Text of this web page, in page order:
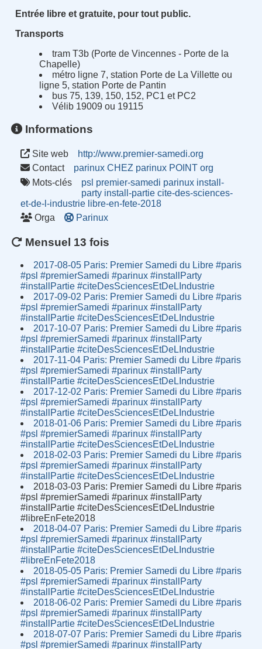
Entrée libre et gratuite, pour tout public.
Transports
tram T3b (Porte de Vincennes - Porte de la
Chapelle)
métro ligne 7, station Porte de La Villette ou
ligne 5, station Porte de Pantin
bus 75, 139, 150, 152, PC1 et PC2
Vélib 19009 ou 19115
Informations
Site web
http://www.premier-samedi.org
Contact
parinux CHEZ parinux POINT org
Mots-clés
psl premier-samedi parinux install-
party install-partie cite-des-sciences-
et-de-l-industrie libre-en-fete-2018
Orga
Parinux
Mensuel 13 fois
2017-08-05 Paris: Premier Samedi du Libre #paris
#psl #premierSamedi #parinux #installParty
#installPartie #citeDesSciencesEtDeLIndustrie
2017-09-02 Paris: Premier Samedi du Libre #paris
#psl #premierSamedi #parinux #installParty
#installPartie #citeDesSciencesEtDeLIndustrie
2017-10-07 Paris: Premier Samedi du Libre #paris
#psl #premierSamedi #parinux #installParty
#installPartie #citeDesSciencesEtDeLIndustrie
2017-11-04 Paris: Premier Samedi du Libre #paris
#psl #premierSamedi #parinux #installParty
#installPartie #citeDesSciencesEtDeLIndustrie
2017-12-02 Paris: Premier Samedi du Libre #paris
#psl #premierSamedi #parinux #installParty
#installPartie #citeDesSciencesEtDeLIndustrie
2018-01-06 Paris: Premier Samedi du Libre #paris
#psl #premierSamedi #parinux #installParty
#installPartie #citeDesSciencesEtDeLIndustrie
2018-02-03 Paris: Premier Samedi du Libre #paris
#psl #premierSamedi #parinux #installParty
#installPartie #citeDesSciencesEtDeLIndustrie
2018-03-03 Paris: Premier Samedi du Libre #paris
#psl #premierSamedi #parinux #installParty
#installPartie #citeDesSciencesEtDeLIndustrie
#libreEnFete2018
2018-04-07 Paris: Premier Samedi du Libre #paris
#psl #premierSamedi #parinux #installParty
#installPartie #citeDesSciencesEtDeLIndustrie
#libreEnFete2018
2018-05-05 Paris: Premier Samedi du Libre #paris
#psl #premierSamedi #parinux #installParty
#installPartie #citeDesSciencesEtDeLIndustrie
2018-06-02 Paris: Premier Samedi du Libre #paris
#psl #premierSamedi #parinux #installParty
#installPartie #citeDesSciencesEtDeLIndustrie
2018-07-07 Paris: Premier Samedi du Libre #paris
#psl #premierSamedi #parinux #installParty